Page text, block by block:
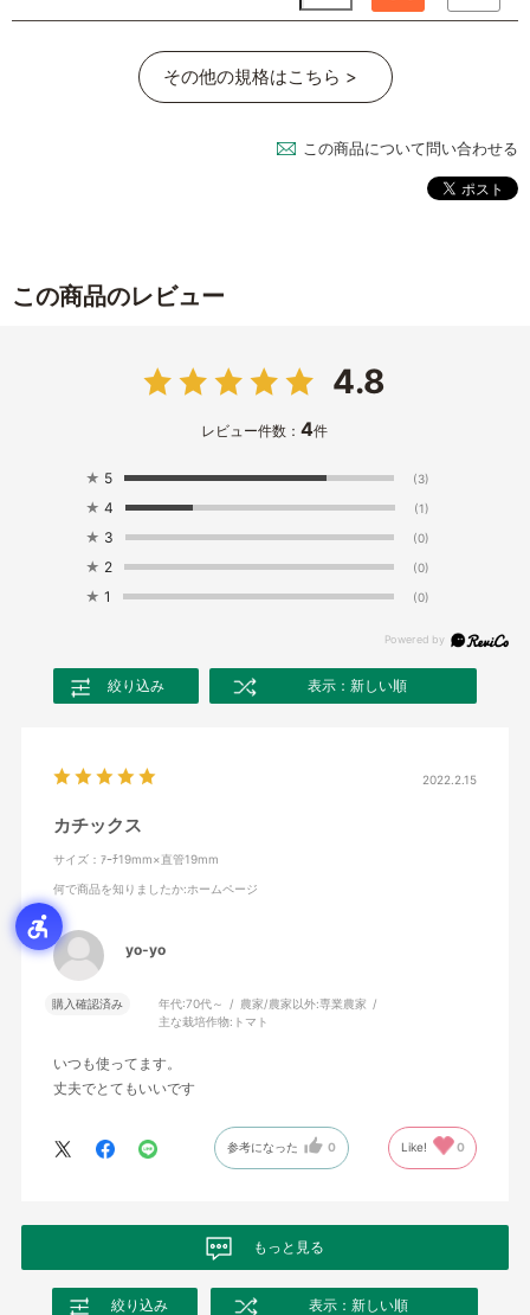
その他の規格はこちら >
この商品について問い合わせる
この商品のレビュー
4.8
レビュー件数：4件
★ 5 (3)
★ 4 (1)
★ 3 (0)
★ 2 (0)
★ 1 (0)
絞り込み 表示：新しい順
2022.2.15
カチックス
サイズ：ｱｰﾁ19mm×直管19mm
何で商品を知りましたか:ホームページ
yo-yo
購入確認済み 年代:70代～ 農家/農家以外:専業農家
主な栽培作物: トマト
いつも使ってます。
丈夫でとてもいいです
参考になった 0 Like! 0
もっと見る
絞り込み 表示：新しい順